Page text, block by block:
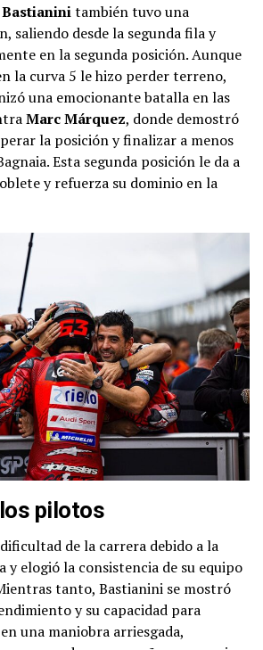
Bastianinitambién tuvo una
saliendo desde la segunda fila y
en la segunda posición. Aunque
la curva 5 le hizo perder terreno,
una emocionante batalla en las
Marc Márquez, donde demostró
la posición y finalizar a menos
Esta segunda posición le da a
y refuerza su dominio en la
pilotos
de la carrera debido a la
y elogió la consistencia de su equipo
tanto, Bastianini se mostró
y su capacidad para
una maniobra arriesgada,